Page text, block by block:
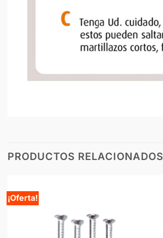
PRODUCTOS RELACIONADOS
¡Oferta!